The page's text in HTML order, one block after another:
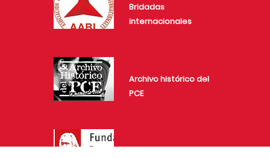
Bridadas
internacionales
Archivo histórico del
PCE